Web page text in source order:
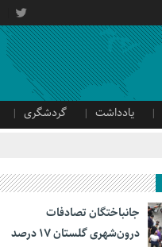
یادداشت گردشگری
جانباختگان تصادفات
درون‌شهری گلستان ۱۷ درصد